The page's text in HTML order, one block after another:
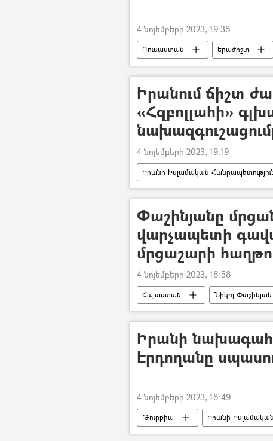
4 նոյեմբերի 2023, 19:38
Ռուսաստան երաժիշտ
Իրանում ճիշտ
«Հզբոլլահի»
4 նոյեմբերի 2023, 19:19
Իրանի Իսլամական
Փաշինյանը
վարչապետի
մրցաշարի
4 նոյեմբերի 2023, 18:58
Հայաստան Նիկոլ Փաշինյան
Իրանի
Էրդողանը
4 նոյեմբերի 2023, 18:49
Թուրքիա Իրանի
Ռեջեփ Թայիփ Էրդողան